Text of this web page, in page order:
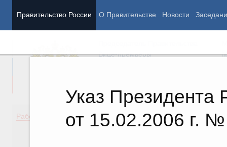
Правительство России О Правительстве Новости
Указ Президента
от 15.02.2006 г.
Вице-премьеры
Работа Правительства
Демография
Здоровье